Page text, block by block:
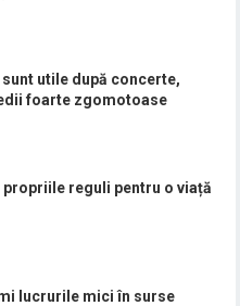
utile după concerte,
foarte zgomotoase
reguli pentru o viață
lucrurile mici în surse